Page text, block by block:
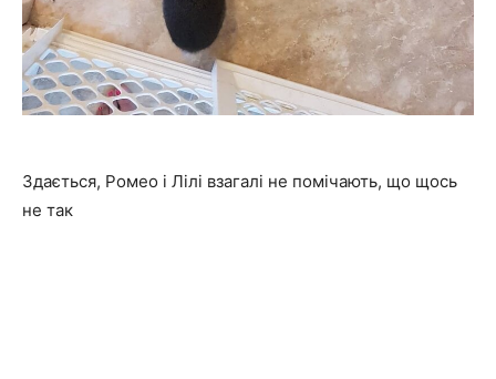
Здається, Ромео і Лілі взагалі не помічають, що щось
не так